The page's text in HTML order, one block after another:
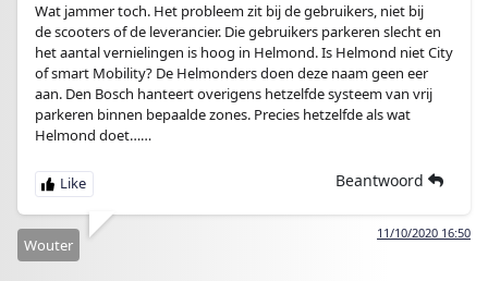
Wat jammer toch. Het probleem zit bij de gebruikers, niet bij
de scooters of de leverancier. Die gebruikers parkeren slecht en
het aantal vernielingen is hoog in Helmond. Is Helmond niet City
of smart Mobility? De Helmonders doen deze naam geen eer
aan. Den Bosch hanteert overigens hetzelfde systeem van vrij
parkeren binnen bepaalde zones. Precies hetzelfde als wat
Helmond doet……
Beantwoord
11/10/2020 16:50
Wouter